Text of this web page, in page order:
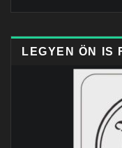
LEGYEN ÖN IS